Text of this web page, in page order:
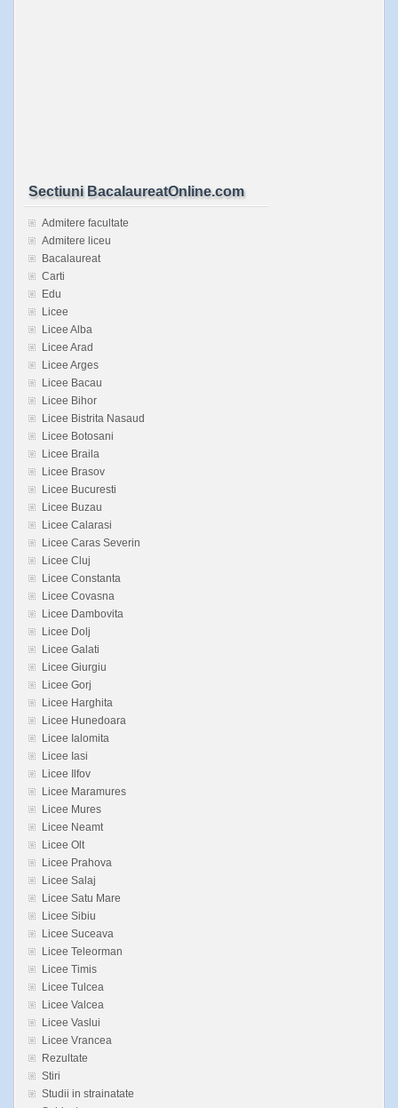
Sectiuni BacalaureatOnline.com
Admitere facultate
Admitere liceu
Bacalaureat
Carti
Edu
Licee
Licee Alba
Licee Arad
Licee Arges
Licee Bacau
Licee Bihor
Licee Bistrita Nasaud
Licee Botosani
Licee Braila
Licee Brasov
Licee Bucuresti
Licee Buzau
Licee Calarasi
Licee Caras Severin
Licee Cluj
Licee Constanta
Licee Covasna
Licee Dambovita
Licee Dolj
Licee Galati
Licee Giurgiu
Licee Gorj
Licee Harghita
Licee Hunedoara
Licee Ialomita
Licee Iasi
Licee Ilfov
Licee Maramures
Licee Mures
Licee Neamt
Licee Olt
Licee Prahova
Licee Salaj
Licee Satu Mare
Licee Sibiu
Licee Suceava
Licee Teleorman
Licee Timis
Licee Tulcea
Licee Valcea
Licee Vaslui
Licee Vrancea
Rezultate
Stiri
Studii in strainatate